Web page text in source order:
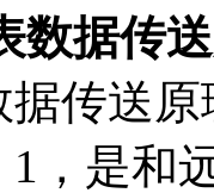
数据传
传送
，是和